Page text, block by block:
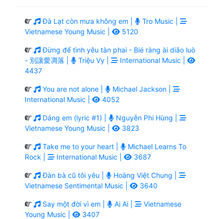
Đà Lạt còn mưa không em |
Tro Music |
Vietnamese Young Music |
5120
Đừng để tình yêu tàn phai - Bié ràng ài diāo luò
- 別讓愛凋落 |
Triệu Vy |
International Music |
4437
You are not alone |
Michael Jackson |
International Music |
4052
Dáng em (lyric #1) |
Nguyễn Phi Hùng |
Vietnamese Young Music |
3823
Take me to your heart |
Michael Learns To
Rock |
International Music | 3687
Đàn bà cũ tôi yêu |
Hoàng Việt Chung |
Vietnamese Sentimental Music |
3640
Say một đời vì em | Ai Ai |
Vietnamese
Young Music |
3407